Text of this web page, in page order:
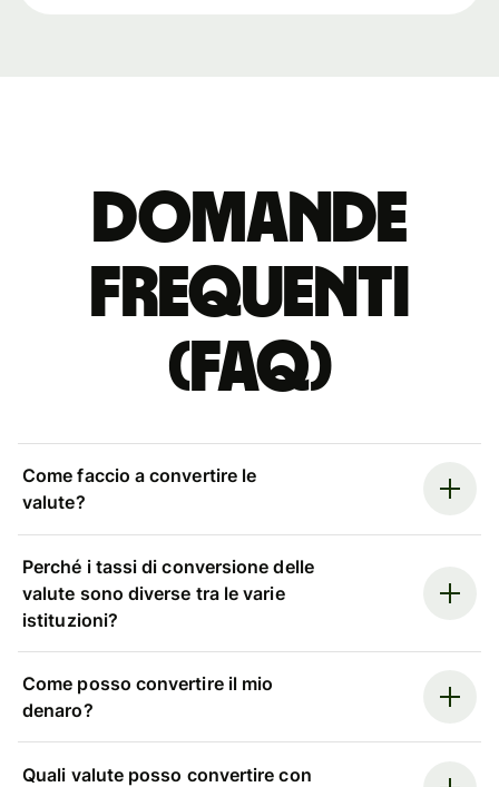
Domande
Frequenti
(FAQ)
Come faccio a convertire le
valute?
Perché i tassi di conversione delle
valute sono diverse tra le varie
istituzioni?
Come posso convertire il mio
denaro?
Quali valute posso convertire con